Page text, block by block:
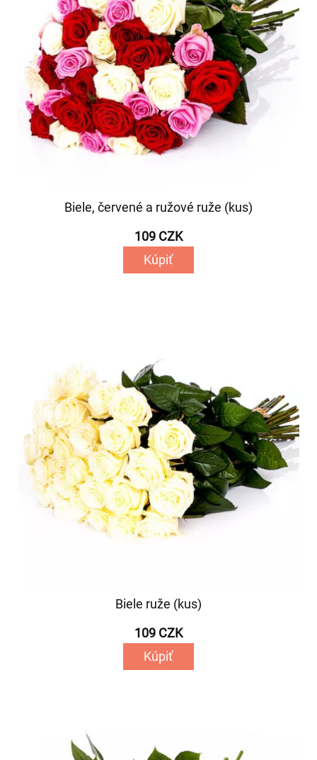
Biele, červené a ružové ruže (kus)
109 CZK
Kúpiť
Biele ruže (kus)
109 CZK
Kúpiť